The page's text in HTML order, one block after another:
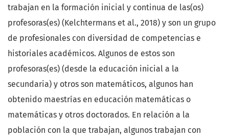
trabajan en la formación inicial y continua de las(os)
profesoras(es) (Kelchtermans et al., 2018) y son un grupo
de profesionales con diversidad de competencias e
historiales académicos. Algunos de estos son
profesoras(es) (desde la educación inicial a la
secundaria) y otros son matemáticos, algunos han
obtenido maestrías en educación matemáticas o
matemáticas y otros doctorados. En relación a la
población con la que trabajan, algunos trabajan con